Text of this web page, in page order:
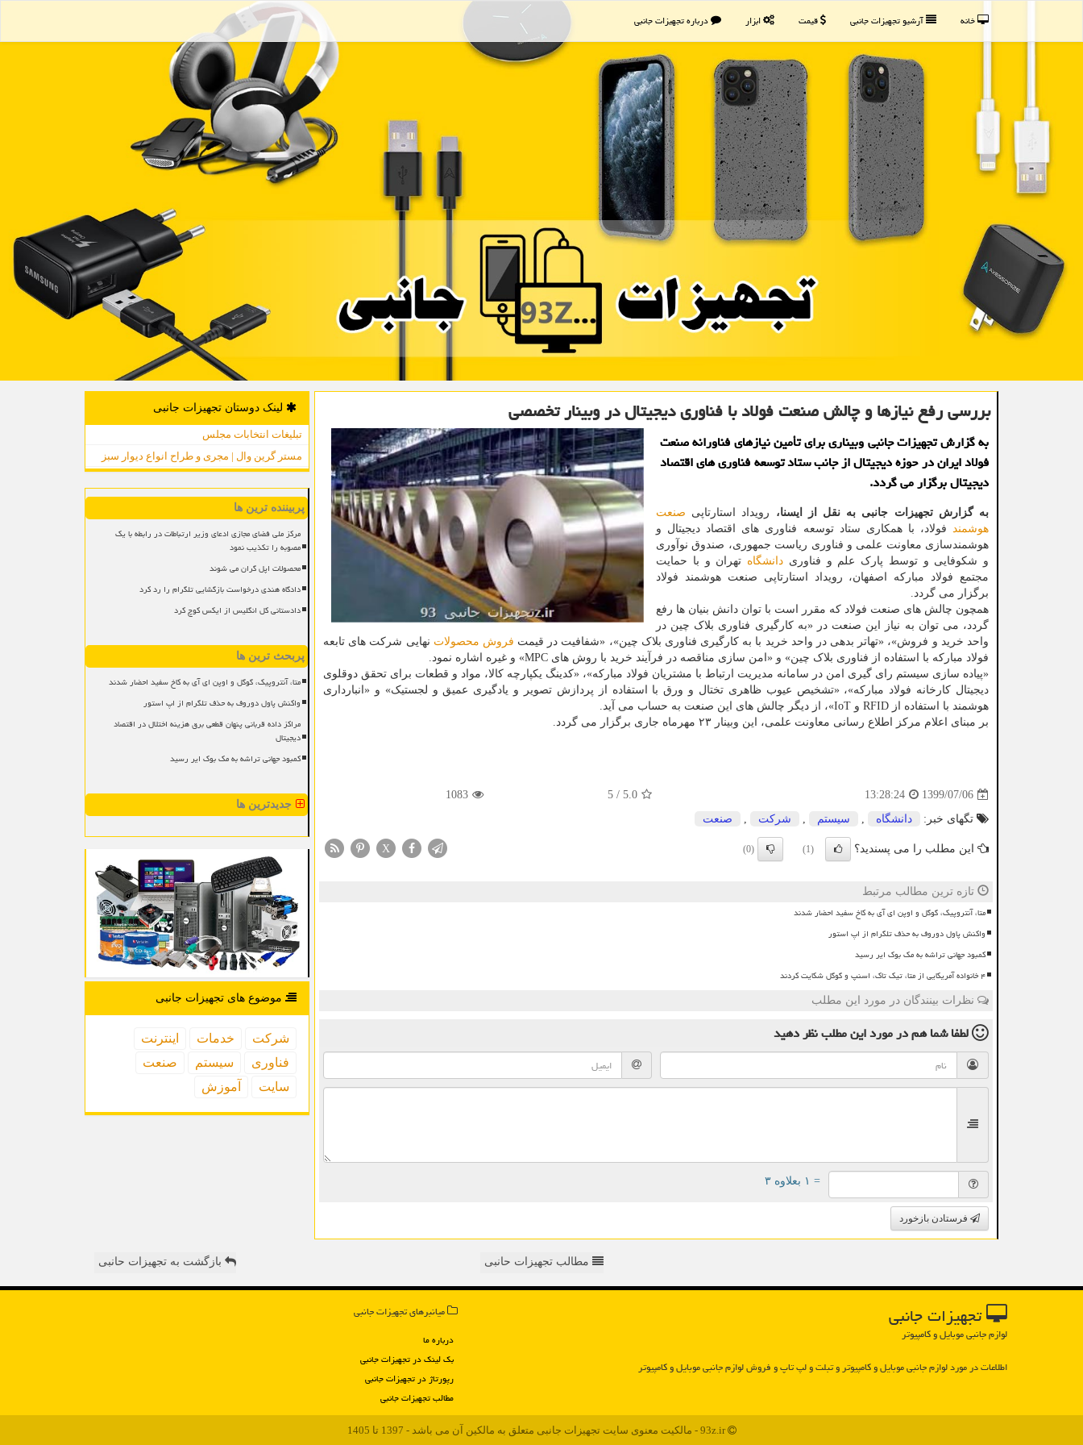
خانه آرشیو تجهیزات جانبی قیمت ابزار درباره تجهیزات جانبی
بررسی رفع نیازها و چالش صنعت فولاد با فناوری دیجیتال در وبینار تخصصی
به گزارش تجهیزات جانبی وبیناری برای تأمین نیازهای فناورانه صنعت
فولاد ایران در حوزه دیجیتال از جانب ستاد توسعه فناوری های اقتصاد
دیجیتال برگزار می گردد.
به گزارش تجهیزات جانبی به نقل از ایسنا، رویداد استارتاپی صنعت
هوشمند
فولاد، با همکاری ستاد توسعه فناوری های اقتصاد دیجیتال و
هوشمندسازی معاونت علمی و فناوری ریاست جمهوری، صندوق نوآوری
و شکوفایی و توسط پارک علم و فناوری دانشگاه تهران و با حمایت
مجتمع فولاد مبارکه اصفهان، رویداد استارتاپی صنعت هوشمند فولاد
برگزار می گردد.
همچون چالش های صنعت فولاد که مقرر است با توان دانش بنیان ها رفع
گردد، می توان به نیاز این صنعت در «به کارگیری فناوری بلاک چین در
واحد خرید و فروش»، «تهاتر بدهی در واحد خرید با به کارگیری فناوری بلاک چین»، «شفافیت در قیمت فروش محصولات نهایی شرکت های تابعه
فولاد مبارکه با استفاده از فناوری بلاک چین» و «امن سازی مناقصه در فرآیند خرید با روش های MPC» و غیره اشاره نمود.
«پیاده سازی سیستم رای گیری امن در سامانه مدیریت ارتباط با مشتریان فولاد مبارکه»، «کدینگ یکپارچه کالا، مواد و قطعات برای تحقق دوقلوی
دیجیتال کارخانه فولاد مبارکه»، «تشخیص عیوب ظاهری تختال و ورق با استفاده از پردازش تصویر و یادگیری عمیق و لجستیک» و «انبارداری
هوشمند با استفاده از RFID و IoT»، از دیگر چالش های این صنعت به حساب می آید.
بر مبنای اعلام مرکز اطلاع رسانی معاونت علمی، این وبینار ۲۳ مهرماه جاری برگزار می گردد.
1399/07/06
13:28:24
5.0
/
5
1083
تگهای خبر: دانشگاه , سیستم , شركت , صنعت
این مطلب را می پسندید؟ (1)
(0)
X
تازه ترین مطالب مرتبط
متا، آنتروپیک، گوگل و اوپن ای آی به کاخ سفید احضار شدند
واکنش پاول دوروف به حذف تلگرام از اپ استور
کمبود جهانی تراشه به مک بوک ایر رسید
۴ خانواده آمریکایی از متا، تیک تاک، اسنپ و گوگل شکایت کردند
نظرات بینندگان در مورد این مطلب
لطفا شما همدر مورد این مطلبنظر دهید
= ۱ بعلاوه ۳
فرستادن بازخورد
لینک دوستان تجهیزات جانبی
تبلیغات انتخابات مجلس
مستر گرین وال | مجری و طراح انواع دیوار سبز
پربیننده ترین ها
مرکز ملی فضای مجازی ادعای وزیر ارتباطات در رابطه با یک
مصوبه را تکذیب نمود
محصولات اپل گران می شوند
دادگاه هندی درخواست بازگشایی تلگرام را رد کرد
دادستانی کل انگلیس از ایکس کوچ کرد
پربحث ترین ها
متا، آنتروپیک، گوگل و اوپن ای آی به کاخ سفید احضار شدند
واکنش پاول دوروف به حذف تلگرام از اپ استور
مراکز داده قربانی پنهان قطعی برق هزینه اختلال در اقتصاد
دیجیتال
کمبود جهانی تراشه به مک بوک ایر رسید
جدیدترین ها
موضوع های تجهیزات جانبی
شركت خدمات
اینترنت
فناوری
سیستم
صنعت
سایت
آموزش
مطالب تجهیزات حانبی بازگشت به تجهیزات حانبی
تجهیزات جانبی
لوازم جانبی موبایل و کامپیوتر
اطلاعات در مورد لوازم جانبی موبایل و كامپیوتر و تبلت و لپ تاپ و فروش لوازم جانبی موبایل و كامپیوتر
میانبرهای تجهیزات جانبی
درباره ما
بک لینک در تجهیزات جانبی
رپورتاژ در تجهیزات جانبی
مطالب تجهیزات جانبی
93z.ir - مالکیت معنوی سایت تجهیزات جانبی متعلق به مالکین آن می باشد - 1397 تا 1405